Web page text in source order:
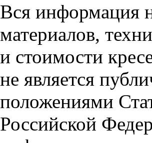
Вся информация
материалов,
и стоимости
не является
положениями
Российской